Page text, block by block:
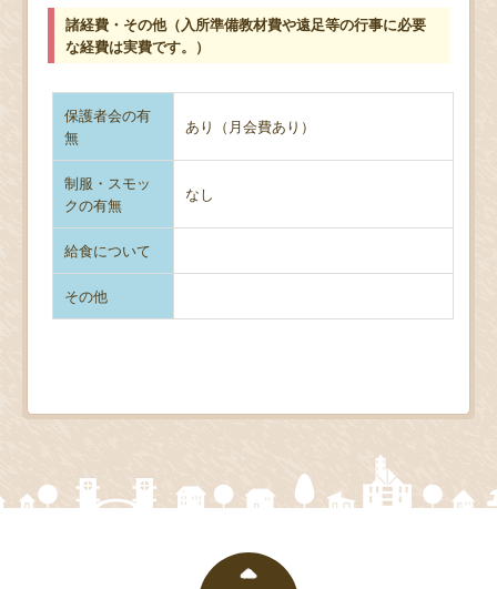
諸経費・その他（入所準備教材費や遠足等の行事に必要
な経費は実費です。）
保護者会の有
無
あり（月会費あり）
制服・スモッ
クの有無
なし
給食について
その他